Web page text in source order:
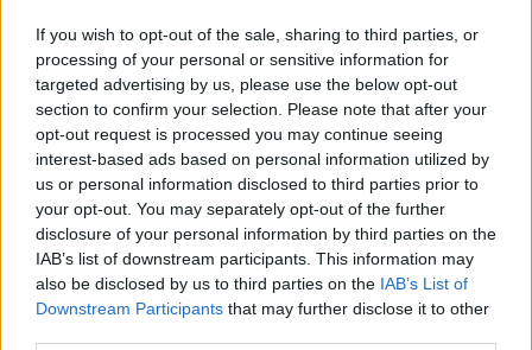
If you wish to opt-out of the sale, sharing to third parties, or
processing of your personal or sensitive information for
targeted advertising by us, please use the below opt-out
section to confirm your selection. Please note that after your
opt-out request is processed you may continue seeing
interest-based ads based on personal information utilized by
us or personal information disclosed to third parties prior to
your opt-out. You may separately opt-out of the further
disclosure of your personal information by third parties on the
IAB’s list of downstream participants. This information may
also be disclosed by us to third parties on the IAB’s List of
Downstream Participants that may further disclose it to other
5.705 euro
2025-01-31
Esonero dal versamento dei contributi previdenziali
per l'assunzione di giovani lavoratori ( art. 1 comma 10-15
L. 178/
inps
4.904 euro
2025-01-27
Esonero dal versamento dei contributi previdenziali
per nuove assunzioni/trasformazioni a tempo